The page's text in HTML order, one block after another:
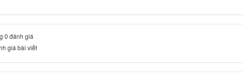
0 đánh giá
giá bài viết